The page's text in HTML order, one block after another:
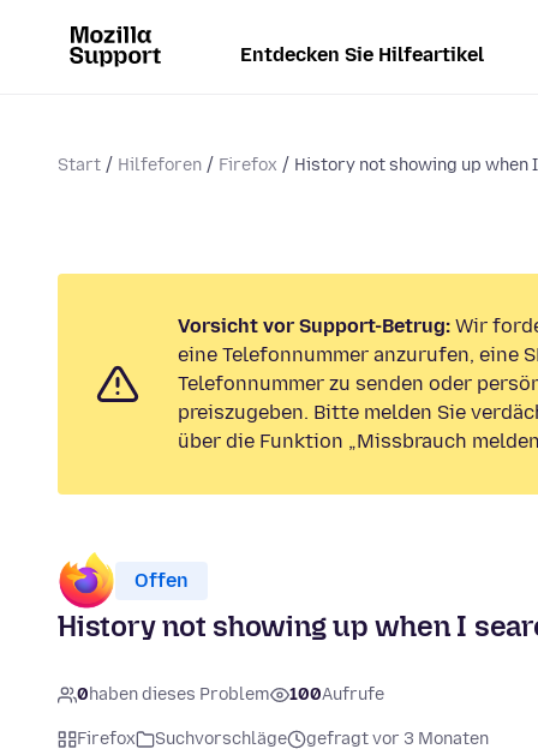
Entdecken Sie Hilfeartikel
Start Hilfeforen Firefox History not showing up when
Vorsicht vor Support-Betrug: Wir
eine Telefonnummer anzurufen, eine
Telefonnummer zu senden oder
preiszugeben. Bitte melden Sie
über die Funktion „Missbrauch
Offen
History not showing up when I
0haben dieses Problem 100Aufrufe
Firefox Suchvorschläge gefragt vor 3 Monaten